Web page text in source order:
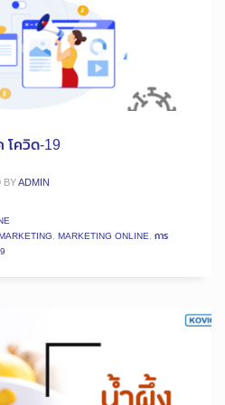
โควิด-19
BYADMIN
, MARKETING ONLINE, การ